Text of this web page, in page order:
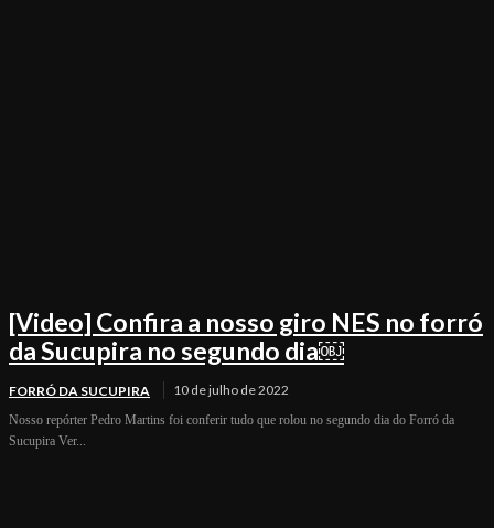
[Video] Confira a nosso giro NES no forró
da Sucupira no segundo dia￼
FORRÓ DA SUCUPIRA 10 de julho de 2022
Nosso repórter Pedro Martins foi conferir tudo que rolou no segundo dia do Forró da
Sucupira Ver...